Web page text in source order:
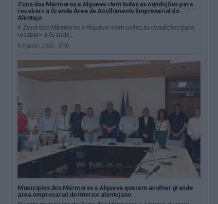
Zona dos Mármores e Alqueva «tem todas as condições para
receber» a Grande Área de Acolhimento Empresarial do
Alentejo
A Zona dos Mármores e Alqueva «tem todas as condições para
receber» a Grande...
5 Agosto, 2026 - 17:10
Municípios dos Mármores e Alqueva querem acolher grande
área empresarial do Interior alentejano